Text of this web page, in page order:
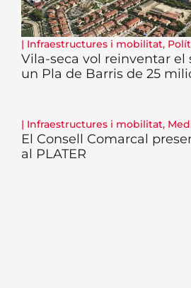
| Infraestructures i mobilitat,
Vila-seca vol reinventar
un Pla de Barris de 25
| Infraestructures i mobilitat,
El Consell Comarcal
al PLATER